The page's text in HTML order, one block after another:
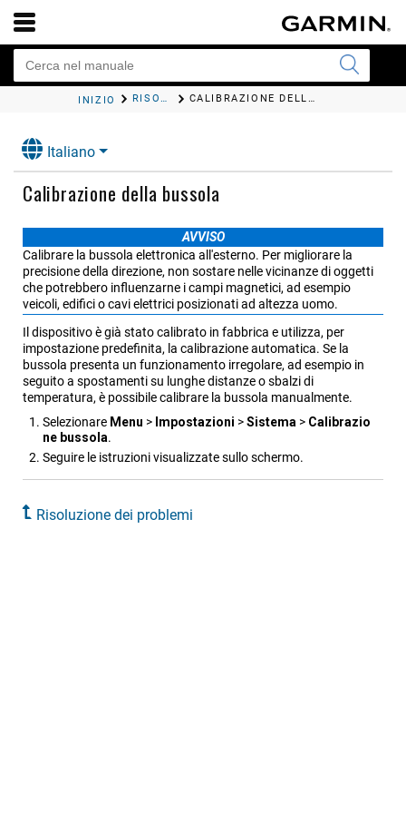
INIZIO RISOLUZIONE DEI PROBLEMI CALIBRAZIONE DELLA BUSSOLA
Italiano
Calibrazione della bussola
AVVISO
Calibrare la bussola elettronica all'esterno. Per migliorare la
precisione della direzione, non sostare nelle vicinanze di oggetti
che potrebbero influenzarne i campi magnetici, ad esempio
veicoli, edifici o cavi elettrici posizionati ad altezza uomo.
Il dispositivo è già stato calibrato in fabbrica e utilizza, per
impostazione predefinita, la calibrazione automatica. Se la
bussola presenta un funzionamento irregolare, ad esempio in
seguito a spostamenti su lunghe distanze o sbalzi di
temperatura, è possibile calibrare la bussola manualmente.
Selezionare Menu > Impostazioni >Sistema > Calibrazio​
ne bussola.
Seguire le istruzioni visualizzate sullo schermo.
Risoluzione dei problemi